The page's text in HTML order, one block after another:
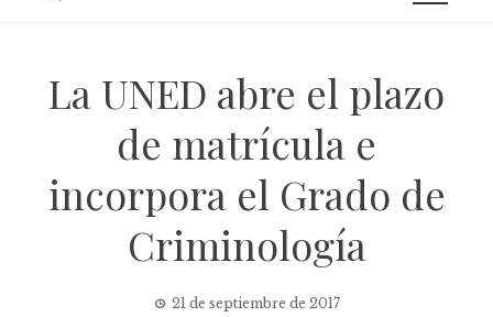
La UNED abre el plazo
de matrícula e
incorpora el Grado de
Criminología
21 de septiembre de 2017